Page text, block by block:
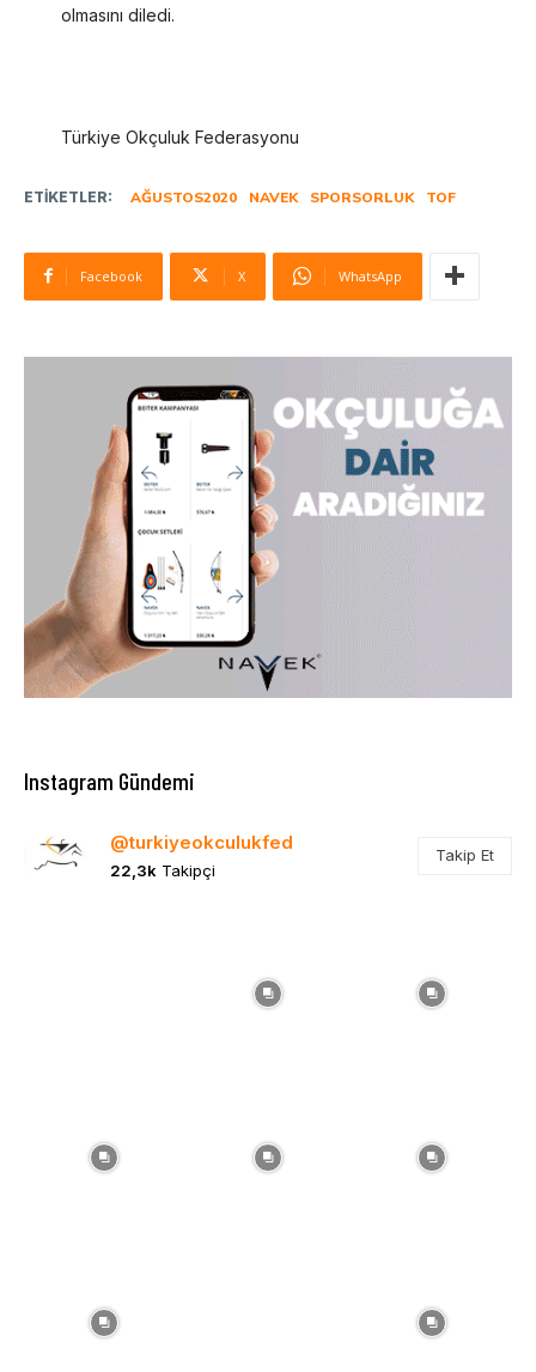
olmasını diledi.
Türkiye Okçuluk Federasyonu
ETIKETLER: AĞUSTOS2020 NAVEK SPORSORLUK TOF
Facebook X WhatsApp
Instagram Gündemi
@turkiyeokculukfed
22,3k Takipçi
Takip Et